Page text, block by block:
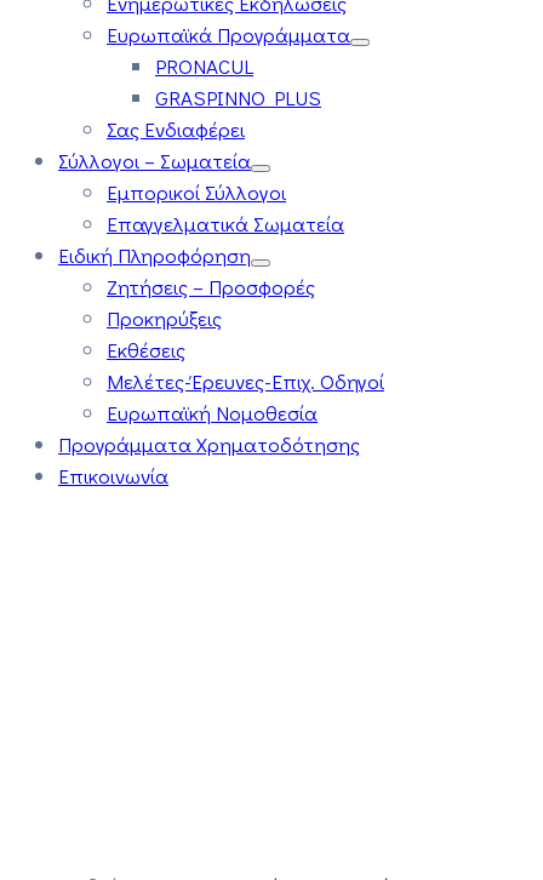
Ευρωπαϊκά Προγράμματα
PRONACUL
GRASPINNO PLUS
Σας Ενδιαφέρει
Σύλλογοι – Σωματεία
Εμπορικοί Σύλλογοι
Επαγγελματικά Σωματεία
Ειδική Πληροφόρηση
Ζητήσεις – Προσφορές
Προκηρύξεις
Εκθέσεις
Μελέτες-Έρευνες-Επιχ. Οδηγοί
Ευρωπαϊκή Νομοθεσία
Προγράμματα Χρηματοδότησης
Επικοινωνία